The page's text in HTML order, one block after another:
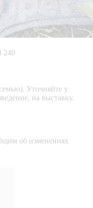
240
Уточняйте у
на выставку.
об изменениях